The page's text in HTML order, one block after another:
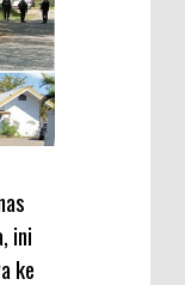
ini
ke